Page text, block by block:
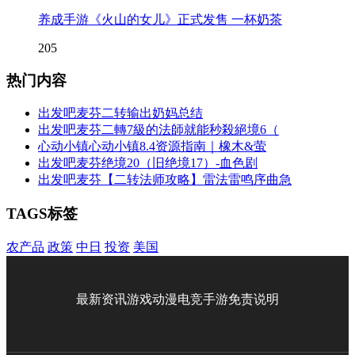
养成手游《火山的女儿》正式发售 一杯奶茶
205
热门内容
出发吧麦芬二转输出奶妈总结
出发吧麦芬二轉7級的法師就能秒殺絕境6（
心动小镇心动小镇8.4资源指南｜橡木&萤
出发吧麦芬绝境20（旧绝境17）-血色剧
出发吧麦芬【二转法师攻略】雷法雷鸣序曲急
TAGS标签
农产品 政策 中日 投资 美国
最新资讯游戏动漫电竞手游免责说明